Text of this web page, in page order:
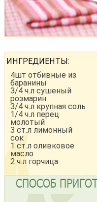
ИНГРЕДИЕНТЫ:
4шт отбивные из
баранины
3/4 ч.л сушеный
розмарин
3/4 ч.л крупная соль
1/4 ч.л перец
молотый
3 ст.л лимонный
сок
1 ст.л оливковое
масло
2 ч.л горчица